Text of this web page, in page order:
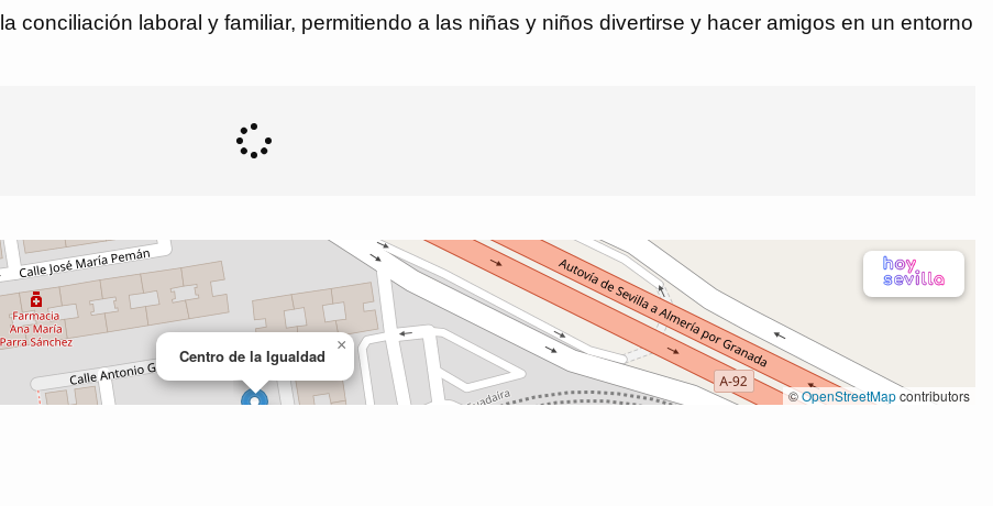
conciliación laboral y familiar, permitiendo a las niñas y niños divertirse y hacer amigos en un entorno